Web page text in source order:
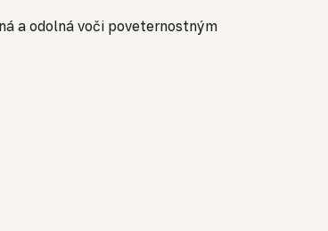
a odolná voči poveternostným